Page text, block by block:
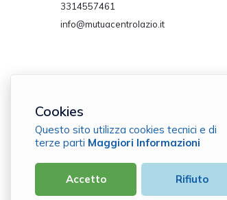
3314557461
info@mutuacentrolazio.it
Mutua Centro Lazio
Cookies
Questo sito utilizza cookies tecnici e di
terze parti Maggiori Informazioni
Accetto Rifiuto